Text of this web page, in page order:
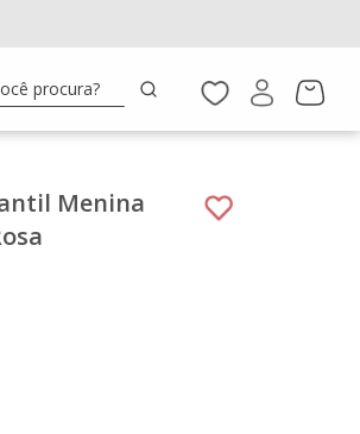
procura?
Menina